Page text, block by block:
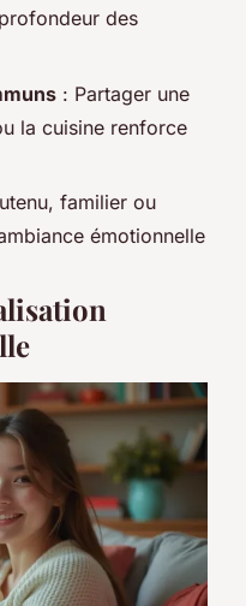
des
: Partager une
la cuisine renforce
familier ou
émotionnelle